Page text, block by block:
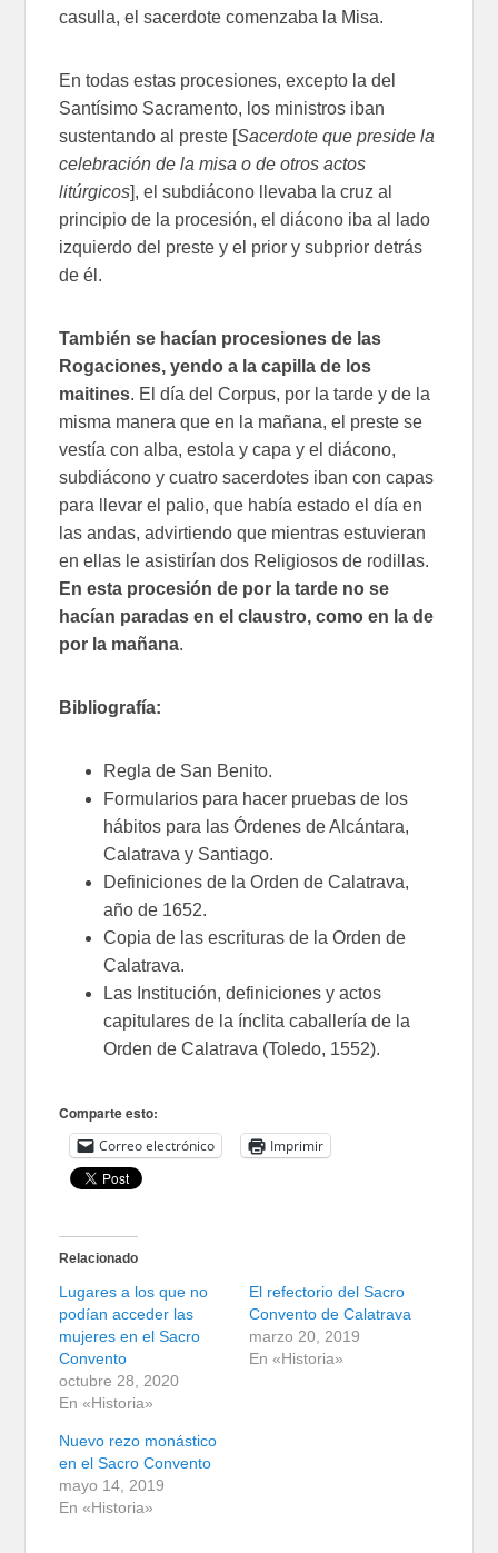
casulla, el sacerdote comenzaba la Misa.
En todas estas procesiones, excepto la del
Santísimo Sacramento, los ministros iban
sustentando al preste [Sacerdote que preside la
celebración de la misa o de otros actos
litúrgicos], el subdiácono llevaba la cruz al
principio de la procesión, el diácono iba al lado
izquierdo del preste y el prior y subprior detrás
de él.
También se hacían procesiones de las
Rogaciones, yendo a la capilla de los
maitines. El día del Corpus, por la tarde y de la
misma manera que en la mañana, el preste se
vestía con alba, estola y capa y el diácono,
subdiácono y cuatro sacerdotes iban con capas
para llevar el palio, que había estado el día en
las andas, advirtiendo que mientras estuvieran
en ellas le asistirían dos Religiosos de rodillas.
En esta procesión de por la tarde no se
hacían paradas en el claustro, como en la de
por la mañana.
Bibliografía:
Regla de San Benito.
Formularios para hacer pruebas de los
hábitos para las Órdenes de Alcántara,
Calatrava y Santiago.
Definiciones de la Orden de Calatrava,
año de 1652.
Copia de las escrituras de la Orden de
Calatrava.
Las Institución, definiciones y actos
capitulares de la ínclita caballería de la
Orden de Calatrava (Toledo, 1552).
Comparte esto:
Correo electrónico Imprimir
Relacionado
Lugares a los que no
podían acceder las
mujeres en el Sacro
Convento
octubre 28, 2020
En «Historia»
El refectorio del Sacro
Convento de Calatrava
marzo 20, 2019
En «Historia»
Nuevo rezo monástico
en el Sacro Convento
mayo 14, 2019
En «Historia»